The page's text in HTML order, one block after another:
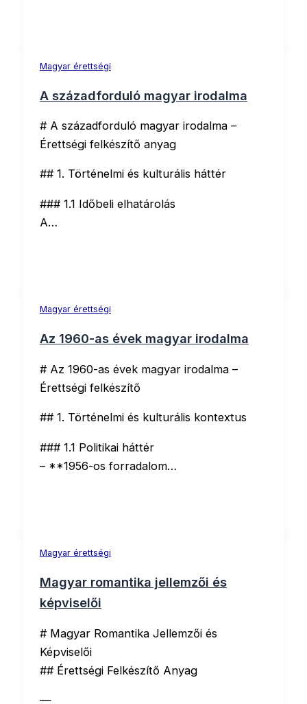
Magyar érettségi
A századforduló magyar irodalma
# A századforduló magyar irodalma –
Érettségi felkészítő anyag
## 1. Történelmi és kulturális háttér
### 1.1 Időbeli elhatárolás
A…
Magyar érettségi
Az 1960-as évek magyar irodalma
# Az 1960-as évek magyar irodalma –
Érettségi felkészítő
## 1. Történelmi és kulturális kontextus
### 1.1 Politikai háttér
– **1956-os forradalom…
Magyar érettségi
Magyar romantika jellemzői és
képviselői
# Magyar Romantika Jellemzői és
Képviselői
## Érettségi Felkészítő Anyag
—